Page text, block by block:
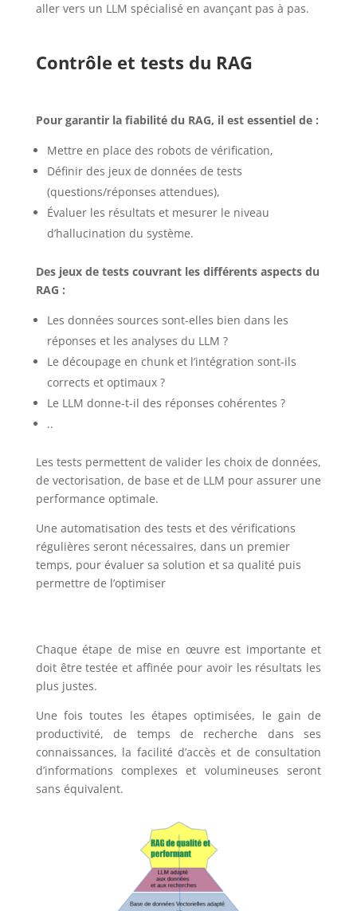
aller vers un LLM spécialisé en avançant pas à pas.
Contrôle et tests du RAG
Pour garantir la fiabilité du RAG, il est essentiel de :
Mettre en place des robots de vérification,
Définir des jeux de données de tests
(questions/réponses attendues),
Évaluer les résultats et mesurer le niveau
d’hallucination du système.
Des jeux de tests couvrant les différents aspects du
RAG :
Les données sources sont-elles bien dans les
réponses et les analyses du LLM ?
Le découpage en chunk et l’intégration sont-ils
corrects et optimaux ?
Le LLM donne-t-il des réponses cohérentes ?
..
Les tests permettent de valider les choix de données,
de vectorisation, de base et de LLM pour assurer une
performance optimale.
Une automatisation des tests et des vérifications
régulières seront nécessaires, dans un premier
temps, pour évaluer sa solution et sa qualité puis
permettre de l’optimiser
Chaque étape de mise en œuvre est importante et
doit être testée et affinée pour avoir les résultats les
plus justes.
Une fois toutes les étapes optimisées, le gain de
productivité, de temps de recherche dans ses
connaissances, la facilité d’accès et de consultation
d’informations complexes et volumineuses seront
sans équivalent.